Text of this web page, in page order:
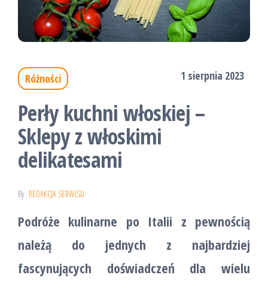
Różności 1 sierpnia 2023
Perły kuchni włoskiej –
Sklepy z włoskimi
delikatesami
By REDAKCJA SERWISU
Podróże kulinarne po Italii z pewnością
należą do jednych z najbardziej
fascynujących doświadczeń dla wielu